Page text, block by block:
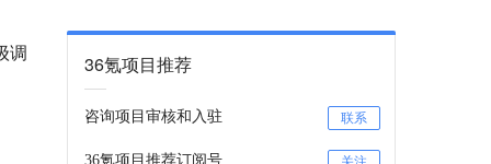
调
36氪项目推荐
咨询项目审核和入驻 联系
36氪项目推荐订阅号